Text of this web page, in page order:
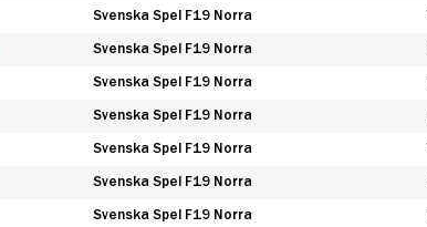
Svenska Spel F19 Norra
Svenska Spel F19 Norra
Svenska Spel F19 Norra
Svenska Spel F19 Norra
Svenska Spel F19 Norra
Svenska Spel F19 Norra
Svenska Spel F19 Norra